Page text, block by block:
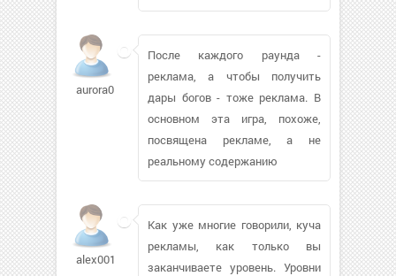
aurora0527
После каждого раунда -
реклама, а чтобы получить
дары богов - тоже реклама. В
основном эта игра, похоже,
посвящена рекламе, а не
реальному содержанию
alex00161195
Как уже многие говорили, куча
рекламы, как только вы
заканчиваете уровень. Уровни